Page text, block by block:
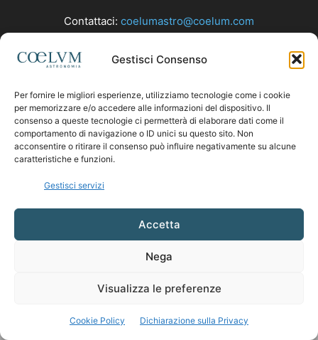
Gestisci Consenso
Per fornire le migliori esperienze, utilizziamo tecnologie come i cookie
per memorizzare e/o accedere alle informazioni del dispositivo. Il
consenso a queste tecnologie ci permetterà di elaborare dati come il
comportamento di navigazione o ID unici su questo sito. Non
acconsentire o ritirare il consenso può influire negativamente su alcune
caratteristiche e funzioni.
Gestisci servizi
Accetta
Nega
Visualizza le preferenze
Cookie Policy Dichiarazione sulla Privacy
Contattaci: coelumastro@coelum.com
SEGUICI